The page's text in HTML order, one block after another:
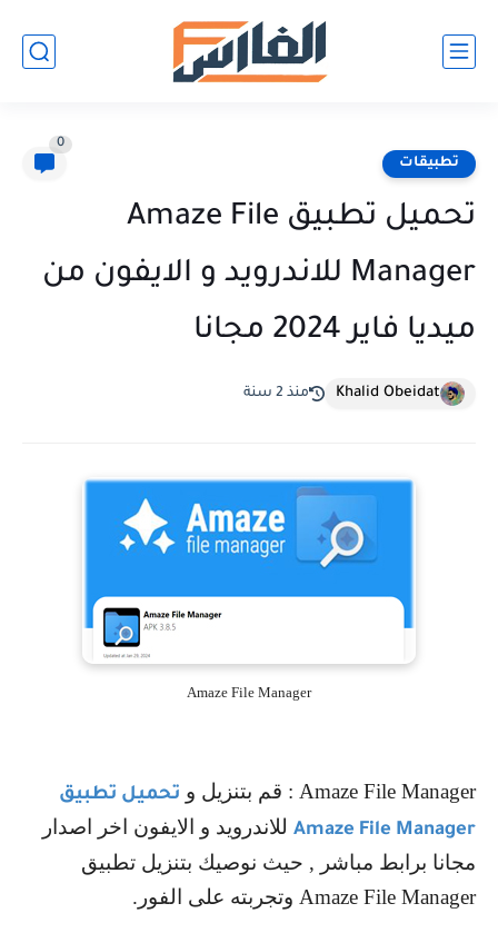
تطبيقات
0
تحميل تطبيق Amaze File
Manager للاندرويد و الايفون من
ميديا فاير 2024 مجانا
Khalid Obeidat منذ 2 سنة
Amaze File Manager
Amaze File Manager : قم بتنزيل و تحميل تطبيق
Amaze File Manager للاندرويد و الايفون اخر اصدار
مجانا برابط مباشر , حيث نوصيك بتنزيل تطبيق
Amaze File Manager وتجربته على الفور.